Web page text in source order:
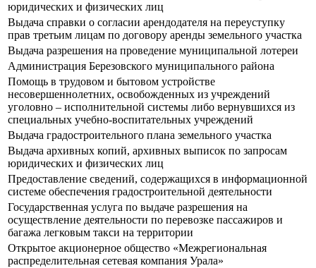
юридических и физических лиц
Выдача справки о согласии арендодателя на переуступку
прав третьим лицам по договору аренды земельного участка
Выдача разрешения на проведение муниципальной лотереи
Администрация Березовского муниципального района
Помощь в трудовом и бытовом устройстве
несовершеннолетних, освобожденных из учреждений
уголовно – исполнительной системы либо вернувшихся из
специальных учебно-воспитательных учреждений
Выдача градостроительного плана земельного участка
Выдача архивных копий, архивных выписок по запросам
юридических и физических лиц
Предоставление сведений, содержащихся в информационной
системе обеспечения градостроительной деятельности
Государственная услуга по выдаче разрешения на
осуществление деятельности по перевозке пассажиров и
багажа легковым такси на территории
Открытое акционерное общество «Межрегиональная
распределительная сетевая компания Урала»